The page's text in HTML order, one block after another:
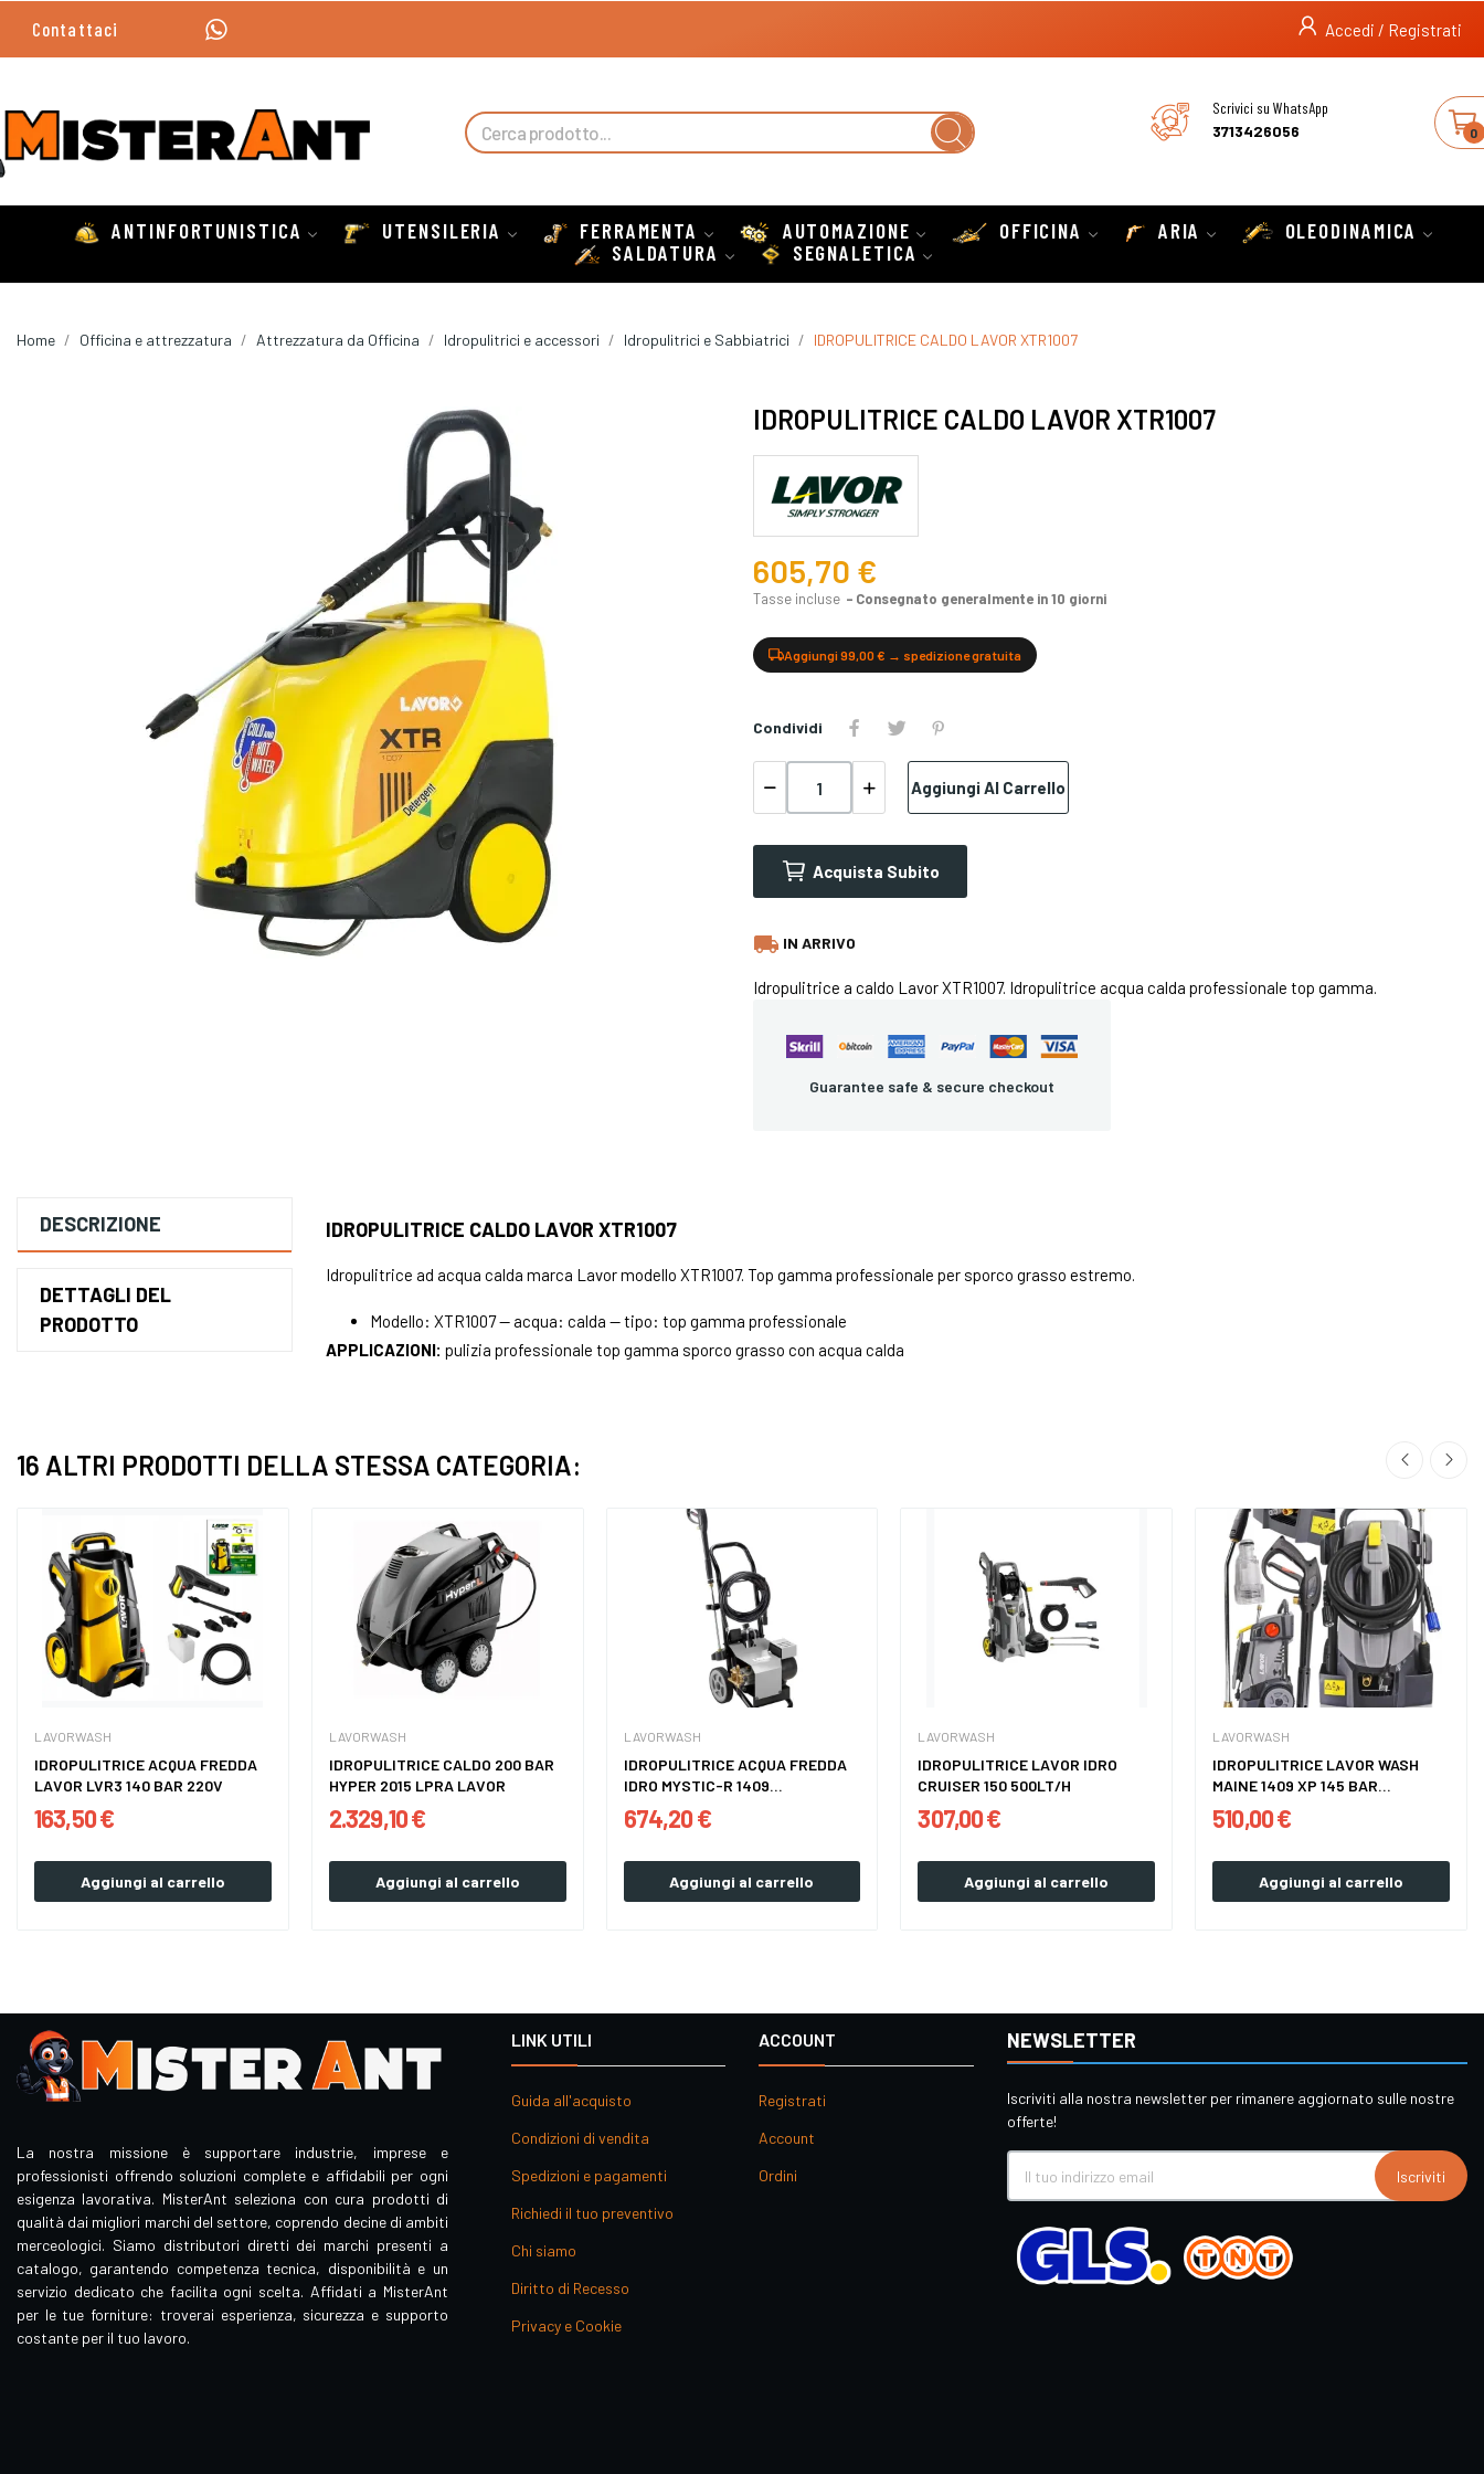
Contattaci Accedi / Registrati
0
Scrivici su WhatsApp
3713426056
ANTINFORTUNISTICA UTENSILERIA FERRAMENTA AUTOMAZIONE OFFICINA ARIA
OLEODINAMICA
SALDATURA
SEGNALETICA
Home Officina e attrezzatura Attrezzatura da Officina Idropulitrici e accessori Idropulitrici e Sabbiatrici IDROPULITRICE CALDO LAVOR XTR1007
IDROPULITRICE CALDO LAVOR XTR1007
605,70 €
Tasse incluse Consegnato generalmente in 10 giorni
Aggiungi 99,00 € → spedizione gratuita
Condividi
Aggiungi Al Carrello
Acquista Subito
local_shipping IN ARRIVO
Idropulitrice a caldo Lavor XTR1007. Idropulitrice acqua calda professionale top gamma.
Guarantee safe & secure checkout
DESCRIZIONE
DETTAGLI DEL
PRODOTTO
IDROPULITRICE CALDO LAVOR XTR1007
Idropulitrice ad acqua calda marca Lavor modello XTR1007. Top gamma professionale per sporco grasso estremo.
Modello: XTR1007 — acqua: calda — tipo: top gamma professionale
APPLICAZIONI: pulizia professionale top gamma sporco grasso con acqua calda
16 ALTRI PRODOTTI DELLA STESSA CATEGORIA:
LAVORWASH
IDROPULITRICE ACQUA FREDDA
LAVOR LVR3 140 BAR 220V
163,50 €
Aggiungi al carrello
LAVORWASH
IDROPULITRICE CALDO 200 BAR
HYPER 2015 LPRA LAVOR
2.329,10 €
Aggiungi al carrello
LAVORWASH
IDROPULITRICE ACQUA FREDDA
IDRO MYSTIC-R 1409...
674,20 €
Aggiungi al carrello
LAVORWASH
IDROPULITRICE LAVOR IDRO
CRUISER 150 500LT/H
307,00 €
Aggiungi al carrello
LAVORWASH
IDROPULITRICE LAVOR WASH
MAINE 1409 XP 145 BAR...
510,00 €
Aggiungi al carrello
La nostra missione è supportare industrie, imprese e
professionisti offrendo soluzioni complete e affidabili per ogni
esigenza lavorativa. MisterAnt seleziona con cura prodotti di
qualità dai migliori marchi del settore, coprendo decine di ambiti
merceologici. Siamo distributori diretti dei marchi presenti a
catalogo, garantendo competenza tecnica, disponibilità e un
servizio dedicato che facilita ogni scelta. Affidati a MisterAnt
per le tue forniture: troverai esperienza, sicurezza e supporto
costante per il tuo lavoro.
LINK UTILI
Guida all'acquisto
Condizioni di vendita
Spedizioni e pagamenti
Richiedi il tuo preventivo
Chi siamo
Diritto di Recesso
Privacy e Cookie
ACCOUNT
Registrati
Account
Ordini
NEWSLETTER
Iscriviti alla nostra newsletter per rimanere aggiornato sulle nostre
offerte!
Iscriviti